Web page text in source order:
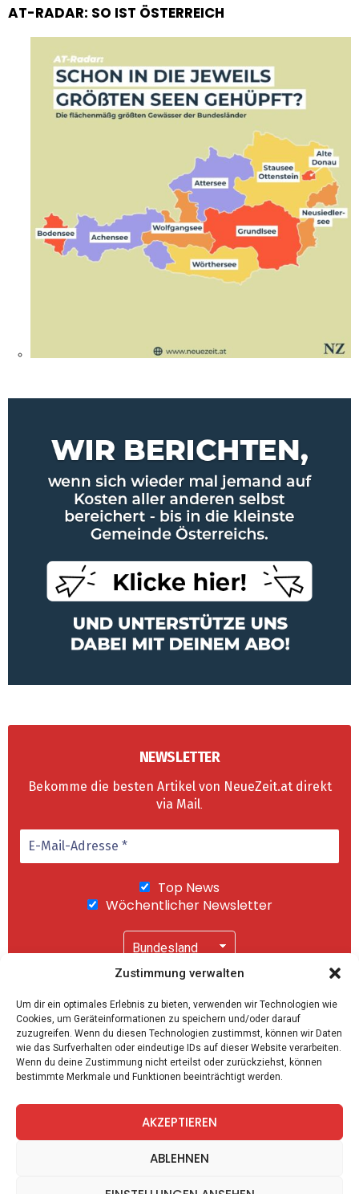
Zustimmung verwalten
Um dir ein optimales Erlebnis zu bieten, verwenden wir Technologien wie
Cookies, um Geräteinformationen zu speichern und/oder darauf
zuzugreifen. Wenn du diesen Technologien zustimmst, können wir Daten
wie das Surfverhalten oder eindeutige IDs auf dieser Website verarbeiten.
Wenn du deine Zustimmung nicht erteilst oder zurückziehst, können
bestimmte Merkmale und Funktionen beeinträchtigt werden.
AKZEPTIEREN
ABLEHNEN
AT-RADAR: SO IST ÖSTERREICH
NEWSLETTER
Bekomme die besten Artikel von NeueZeit.at direkt
via Mail.
Top News
Wöchentlicher Newsletter
"Abonnieren" akzeptierst Du unsere
Datenschutzerklärung.
twitter